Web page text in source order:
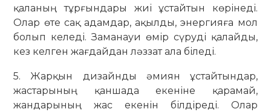
қаланың тұрғындары жиі ұстайтын көрінеді.
Олар өте сақ адамдар, ақылды, энергияға мол
болып келеді. Заманауи өмір сүруді қалайды,
кез келген жағдайдан ләззат ала біледі.
5. Жарқын дизайнды әмиян ұстайтындар,
жастарының қаншада екеніне қарамай,
жандарының жас екенін білдіреді. Олар